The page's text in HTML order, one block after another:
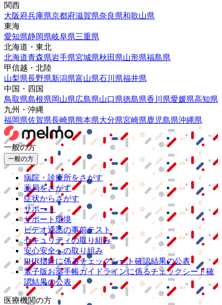
関西
大阪府兵庫県京都府滋賀県奈良県和歌山県
東海
愛知県静岡県岐阜県三重県
北海道・東北
北海道青森県岩手県宮城県秋田県山形県福島県
甲信越・北陸
山梨県長野県新潟県富山県石川県福井県
中国・四国
鳥取県島根県岡山県広島県山口県徳島県香川県愛媛県高知県
九州・沖縄
福岡県佐賀県長崎県熊本県大分県宮崎県鹿児島県沖縄県
一般の方
一般の方
病院・診療所をさがす
薬局をさがす
症状からさがす
サポート
サポート環境
ビデオ通話の事前テスト
セキュリティの取り組み
安心安全への取り組み
PHR指針に係るチェックシート確認結果の公表
電子版お薬手帳ガイドラインに係るチェックシート確
認結果の公表
医療機関の方